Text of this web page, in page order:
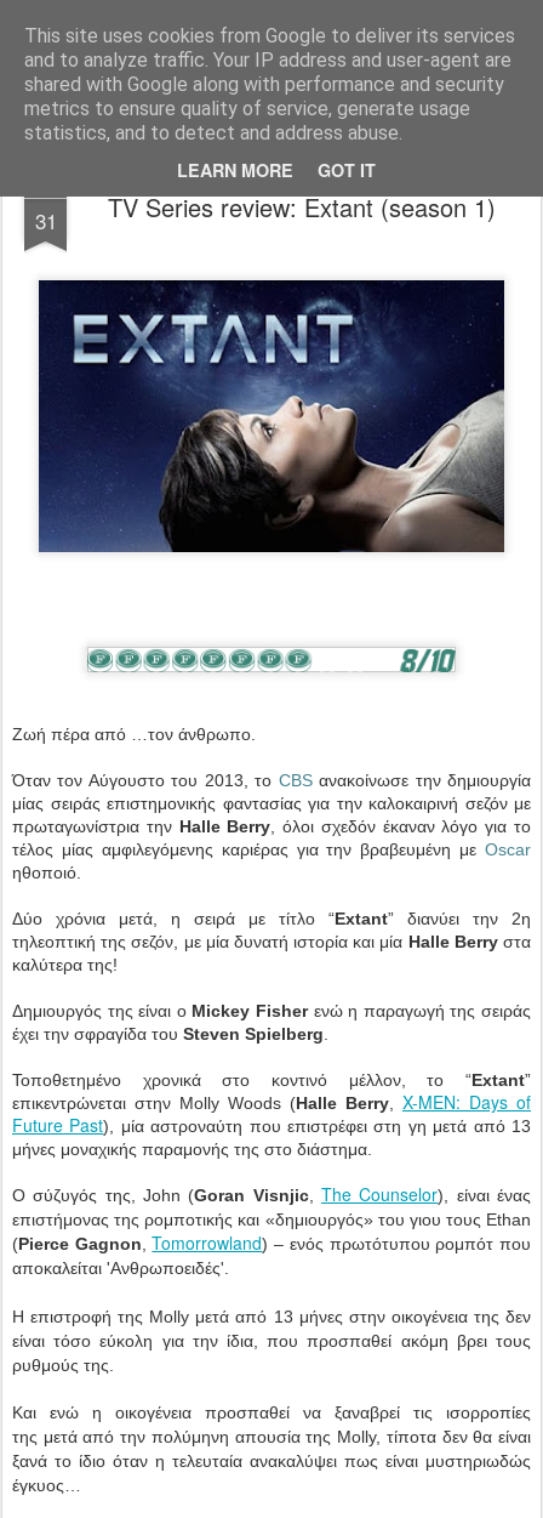
This site uses cookies from Google to deliver its services
and to analyze traffic. Your IP address and user-agent are
shared with Google along with performance and security
metrics to ensure quality of service, generate usage
statistics, and to detect and address abuse.
LEARN MORE GOT IT
FilmBoy
31 TV Series review: Extant (season 1)
Ζωή πέρα από …τον άνθρωπο.
Όταν τον Αύγουστο του 2013, το CBSανακοίνωσε την δημιουργία
μίας σειράς επιστημονικής φαντασίας για την καλοκαιρινή σεζόν με
πρωταγωνίστρια την Halle Berry , όλοι σχεδόν έκαναν λόγο για το
τέλος μίας αμφιλεγόμενης καριέρας για την βραβευμένη με Oscar
ηθοποιό.
Δύο χρόνια μετά, η σειρά με τίτλο “Extant” διανύει την 2η
τηλεοπτική της σεζόν, με μία δυνατή ιστορία και μία Halle Berryστα
καλύτερα της!
Δημιουργός της είναι ο Mickey Fisherενώ η παραγωγή της σειράς
έχει την σφραγίδα του Steven Spielberg
Τοποθετημένο χρονικά στο κοντινό μέλλον, το “Extant”
επικεντρώνεται στην Molly Woods (Halle Berry
X-MEN: Days of
Future Past), μία αστροναύτη που επιστρέφει στη γη μετά από 13
μήνες μοναχικής παραμονής της στο διάστημα.
Ο σύζυγός της, John (Goran Visnjic,The Counselor), είναι ένας
επιστήμονας της ρομποτικής και «δημιουργός» του γιου τους Ethan
(Pierce Gagnon ,Tomorrowland) – ενός πρωτότυπου ρομπότ που
αποκαλείται 'Ανθρωποειδές'.
Η επιστροφή της Molly μετά από 13 μήνες στην οικογένεια της δεν
είναι τόσο εύκολη για την ίδια, που προσπαθεί ακόμη βρει τους
ρυθμούς της.
Και ενώ η οικογένεια προσπαθεί να ξαναβρεί τις ισορροπίες
της μετά από την πολύμηνη απουσία της Molly, τίποτα δεν θα είναι
ξανά το ίδιο όταν η τελευταία ανακαλύψει πως είναι μυστηριωδώς
έγκυος…